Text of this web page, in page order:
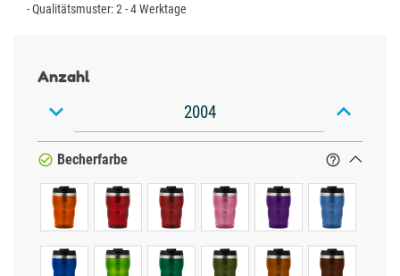
- Qualitätsmuster: 2 - 4 Werktage
Anzahl
 

 Becherfarbe